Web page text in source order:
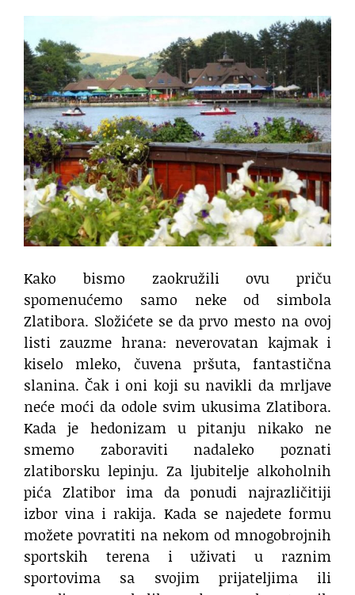
Kako bismo zaokružili ovu priču
spomenućemo samo neke od simbola
Zlatibora. Složićete se da prvo mesto na ovoj
listi zauzme hrana: neverovatan kajmak i
kiselo mleko, čuvena pršuta, fantastična
slanina. Čak i oni koji su navikli da mrljave
neće moći da odole svim ukusima Zlatibora.
Kada je hedonizam u pitanju nikako ne
smemo zaboraviti nadaleko poznati
zlatiborsku lepinju. Za ljubitelje alkoholnih
pića Zlatibor ima da ponudi najrazličitiji
izbor vina i rakija. Kada se najedete formu
možete povratiti na nekom od mnogobrojnih
sportskih terena i uživati u raznim
sportovima sa svojim prijateljima ili